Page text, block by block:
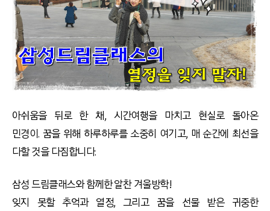
아쉬움을 뒤로 한 채, 시간여행을 마치고 현실로 돌아온
민경이. 꿈을 위해 하루하루를 소중히 여기고, 매 순간에 최선을
다할 것을 다짐합니다.
삼성 드림클래스와 함께한 알찬 겨울방학!
잊지 못할 추억과 열정, 그리고 꿈을 선물 받은 귀중한